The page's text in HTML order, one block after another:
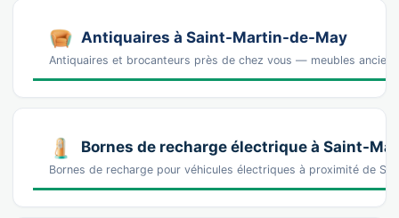
Antiquaires à Saint-Martin-de-May
Antiquaires et brocanteurs près de chez vous — meubles
Bornes de recharge électrique à Saint-
Bornes de recharge pour véhicules électriques à proximité de